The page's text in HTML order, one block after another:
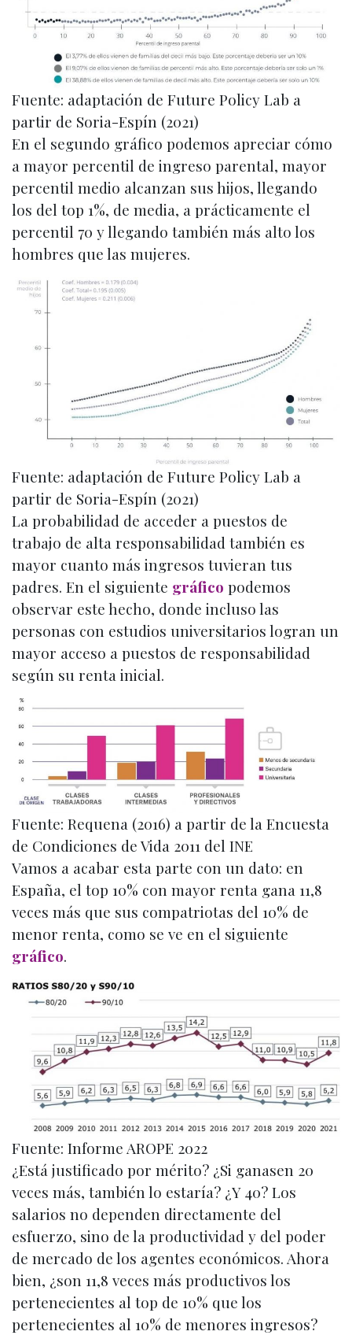
Fuente: adaptación de Future Policy Lab a
partir de Soria-Espín (2021)
En el segundo gráfico podemos apreciar cómo
a mayor percentil de ingreso parental, mayor
percentil medio alcanzan sus hijos, llegando
los del top 1%, de media, a prácticamente el
percentil 70 y llegando también más alto los
hombres que las mujeres.
Fuente: adaptación de Future Policy Lab a
partir de Soria-Espín (2021)
La probabilidad de acceder a puestos de
trabajo de alta responsabilidad también es
mayor cuanto más ingresos tuvieran tus
padres. En el siguiente gráfico podemos
observar este hecho, donde incluso las
personas con estudios universitarios logran un
mayor acceso a puestos de responsabilidad
según su renta inicial.
Fuente: Requena (2016) a partir de la Encuesta
de Condiciones de Vida 2011 del INE
Vamos a acabar esta parte con un dato: en
España, el top 10% con mayor renta gana 11,8
veces más que sus compatriotas del 10% de
menor renta, como se ve en el siguiente
gráfico.
Fuente: Informe AROPE 2022
¿Está justificado por mérito? ¿Si ganasen 20
veces más, también lo estaría? ¿Y 40? Los
salarios no dependen directamente del
esfuerzo, sino de la productividad y del poder
de mercado de los agentes económicos. Ahora
bien, ¿son 11,8 veces más productivos los
pertenecientes al top de 10% que los
pertenecientes al 10% de menores ingresos?